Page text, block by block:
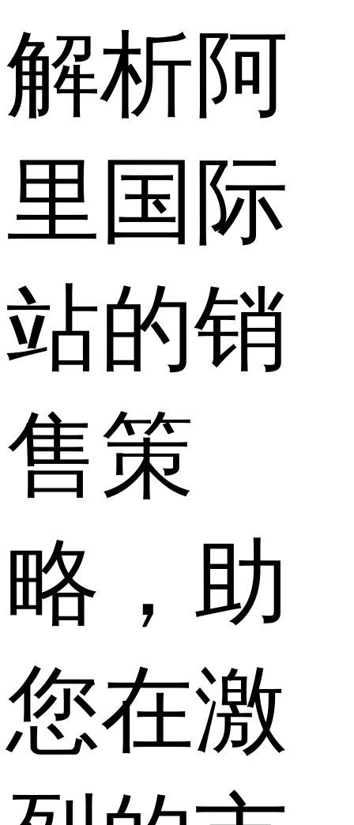
解析阿
里国际
站的销
售策
略，助
您在激